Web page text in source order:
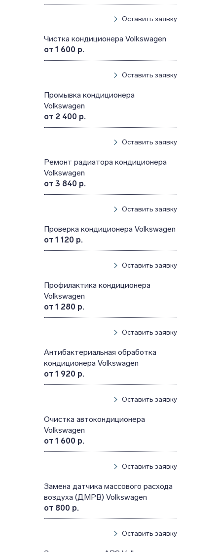
Оставить заявку
Чистка кондиционера Volkswagen
от 1 600 р.
Оставить заявку
Промывка кондиционера
Volkswagen
от 2 400 р.
Оставить заявку
Ремонт радиатора кондиционера
Volkswagen
от 3 840 р.
Оставить заявку
Проверка кондиционера Volkswagen
от 1 120 р.
Оставить заявку
Профилактика кондиционера
Volkswagen
от 1 280 р.
Оставить заявку
Антибактериальная обработка
кондиционера Volkswagen
от 1 920 р.
Оставить заявку
Очистка автокондиционера
Volkswagen
от 1 600 р.
Оставить заявку
Замена датчика массового расхода
воздуха (ДМРВ) Volkswagen
от 800 р.
Оставить заявку